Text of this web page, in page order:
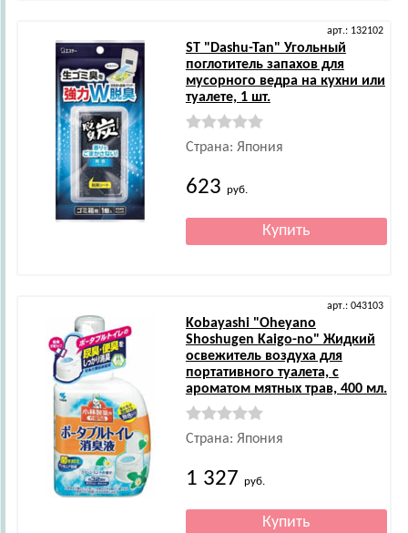
арт.: 132102
ST"Dashu-Tan" Угольный
поглотитель запахов для
мусорного ведра на кухни или
туалете, 1 шт.
Страна: Япония
623 руб.
арт.: 043103
Kobayashi"Oheyano
Shoshugen Kaigo-no" Жидкий
освежитель воздуха для
портативного туалета, с
ароматом мятных трав, 400 мл.
Страна: Япония
1 327 руб.